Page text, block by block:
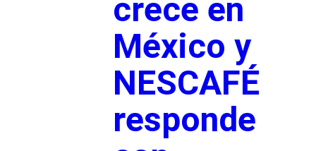
crece en
México y
NESCAFÉ
responde